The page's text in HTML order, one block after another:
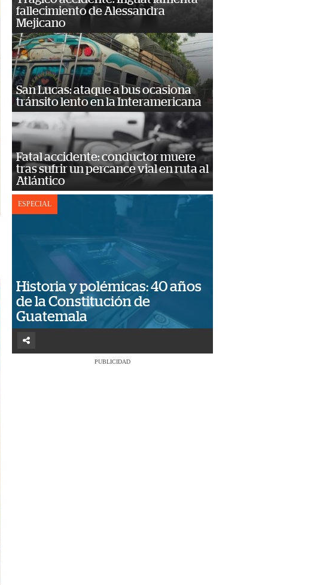
fallecimiento de Alessandra
Mejicano
San Lucas: ataque a bus ocasiona
tránsito lento en la Interamericana
Fatal accidente: conductor muere
tras sufrir un percance vial en ruta al
Atlántico
ESPECIAL
Historia y polémicas: 40 años
de la Constitución de
Guatemala
PUBLICIDAD